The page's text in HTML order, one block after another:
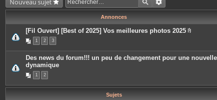
Nouveau sujet
Annonces
[Fil Ouvert] [Best of 2025] Vos meilleures photos 2025
c
e
n
1 2 3
Des news du forum!!! un peu de changement pour une nouvelle
dynamique
1 2
Sujets